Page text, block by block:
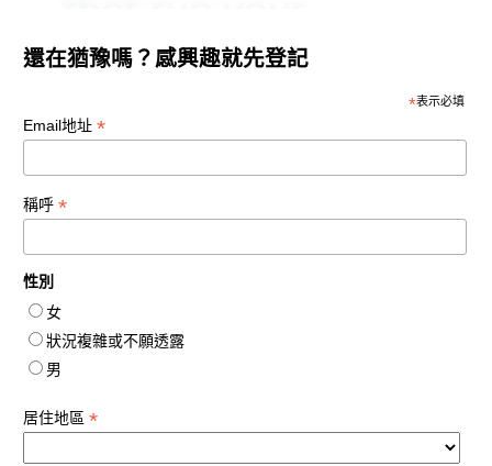
還在猶豫嗎？感興趣就先登記
*表示必填
Email地址 *
稱呼 *
性別
女
狀況複雜或不願透露
男
居住地區 *